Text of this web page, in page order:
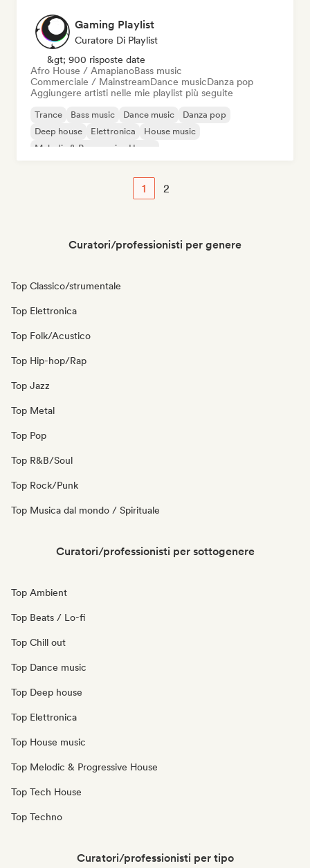
Gaming Playlist
Curatore Di Playlist
&gt; 900 risposte date
Afro House / AmapianoBass music
Commerciale / MainstreamDance musicDanza pop
Aggiungere artisti nelle mie playlist più seguite
Trance Bass music Dance music
Danza pop
Deep house
Elettronica
House music
Melodic & Progressive House
1 2
Curatori/professionisti per genere
Top Classico/strumentale
Top Elettronica
Top Folk/Acustico
Top Hip-hop/Rap
Top Jazz
Top Metal
Top Pop
Top R&B/Soul
Top Rock/Punk
Top Musica dal mondo / Spirituale
Curatori/professionisti per sottogenere
Top Ambient
Top Beats / Lo-fi
Top Chill out
Top Dance music
Top Deep house
Top Elettronica
Top House music
Top Melodic & Progressive House
Top Tech House
Top Techno
Curatori/professionisti per tipo